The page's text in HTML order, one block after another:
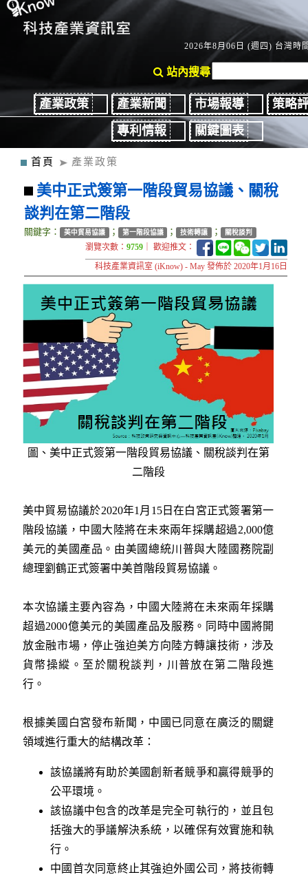
2026年8月06日 (週四) 台灣時
站內搜尋
產業政策 產業新聞 市場報導
策略
專利情報
關鍵圖表
首頁 產業政策
美中正式簽第一階段貿易協議、關稅
談判在第二階段
關鍵字： 美中貿易協議 ； 第一階段協議 ； 技術轉讓 ； 關稅談判
瀏覽次數：9759 ｜ 歡迎推文：
科技產業資訊室 (iKnow) - May 發佈於 2020年1月16日
圖、美中正式簽第一階段貿易協議、關稅談判在第
二階段
美中貿易協議於2020年1月15日在白宮正式簽署第一
階段協議，中國大陸將在未來兩年採購超過2,000億
美元的美國產品。由美國總統川普與大陸國務院副
總理劉鶴正式簽署中美首階段貿易協議。
本次協議主要內容為，中國大陸將在未來兩年採購
超過2000億美元的美國產品及服務。同時中國將開
放金融市場，停止強迫美方向陸方轉讓技術，涉及
貨幣操縱。至於關稅談判，川普放在第二階段進
行。
根據美國白宮發布新聞，中國已同意在廣泛的關鍵
領域進行重大的結構改革：
該協議將有助於美國創新者競爭和贏得競爭的
公平環境。
該協議中包含的改革是完全可執行的，並且包
括強大的爭議解決系統，以確保有效實施和執
行。
中國首次同意終止其強迫外國公司，將技術轉